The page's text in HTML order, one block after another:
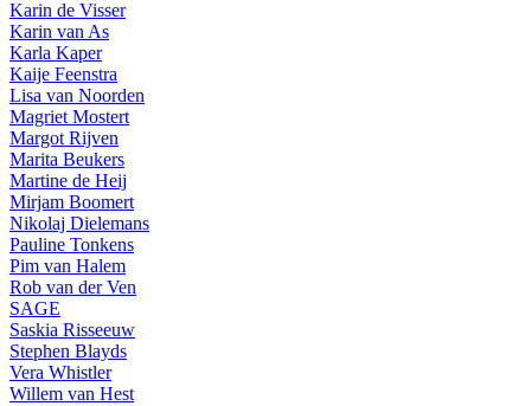
Karin de Visser
Karin van As
Karla Kaper
Kaije Feenstra
Lisa van Noorden
Magriet Mostert
Margot Rijven
Marita Beukers
Martine de Heij
Mirjam Boomert
Nikolaj Dielemans
Pauline Tonkens
Pim van Halem
Rob van der Ven
SAGE
Saskia Risseeuw
Stephen Blayds
Vera Whistler
Willem van Hest